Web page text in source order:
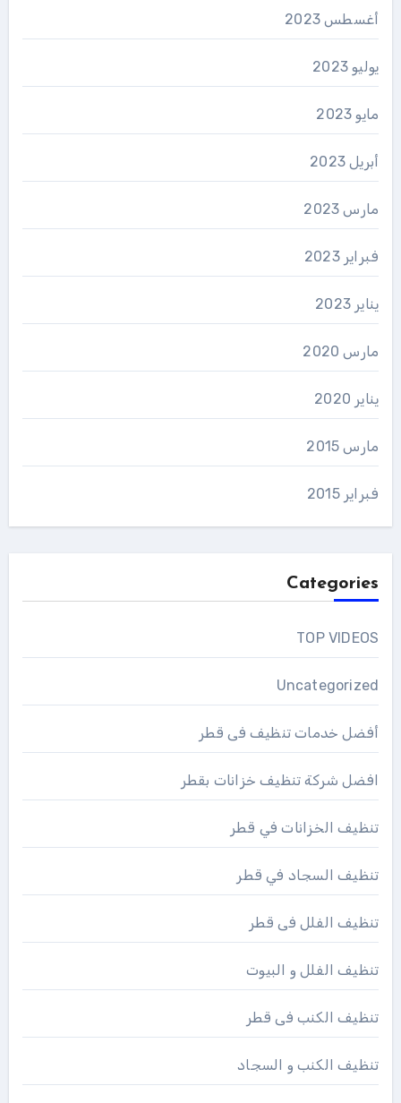
أغسطس 2023
يوليو 2023
مايو 2023
أبريل 2023
مارس 2023
فبراير 2023
يناير 2023
مارس 2020
يناير 2020
مارس 2015
فبراير 2015
Categories
TOP VIDEOS
Uncategorized
أفضل خدمات تنظيف فى قطر
افضل شركة تنظيف خزانات بقطر
تنظيف الخزانات في قطر
تنظيف السجاد في قطر
تنظيف الفلل فى قطر
تنظيف الفلل و البيوت
تنظيف الكنب فى قطر
تنظيف الكنب و السجاد